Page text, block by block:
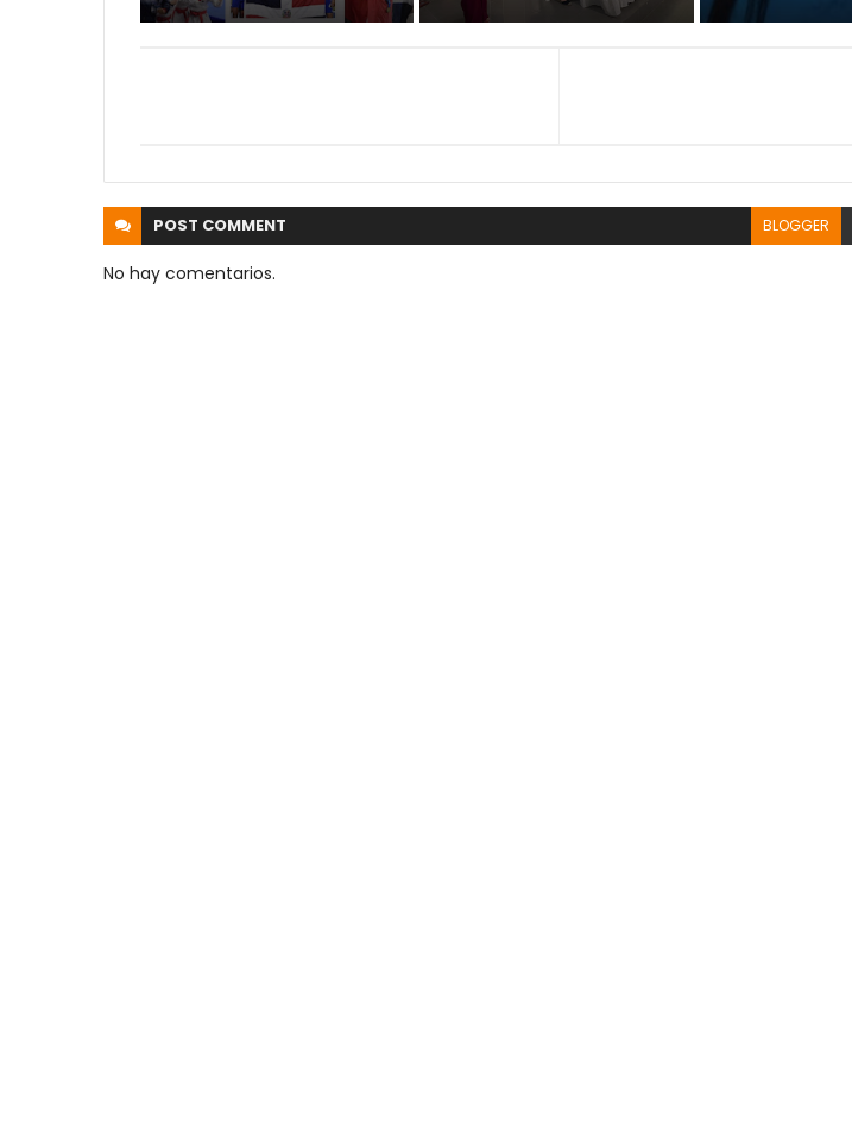
POST COMMENT BLOGGER
No hay comentarios.